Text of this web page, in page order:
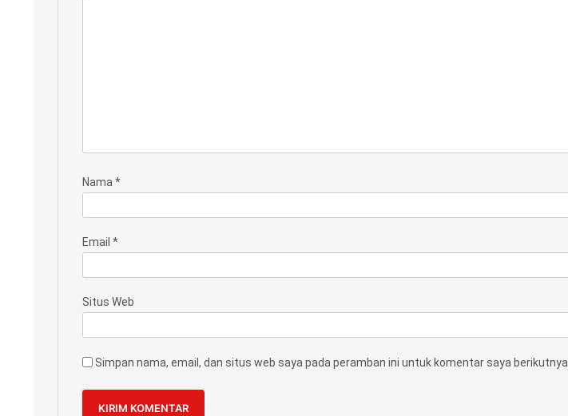
Nama *
Email *
Situs Web
Simpan nama, email, dan situs web saya pada peramban ini untuk komentar saya berikutnya.